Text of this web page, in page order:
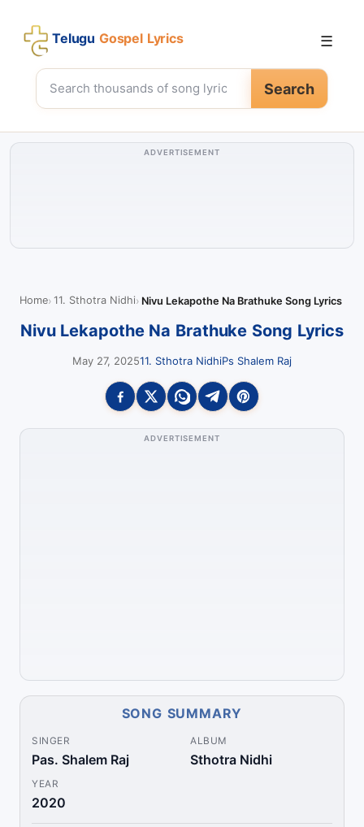
Telugu Gospel Lyrics
Search
☰
ADVERTISEMENT
Home 11. Sthotra Nidhi Nivu Lekapothe Na Brathuke Song Lyrics
Nivu Lekapothe Na Brathuke Song Lyrics
May 27, 202511. Sthotra NidhiPs Shalem Raj
ADVERTISEMENT
SONG SUMMARY
SINGER
Pas. Shalem Raj
ALBUM
Sthotra Nidhi
YEAR
2020